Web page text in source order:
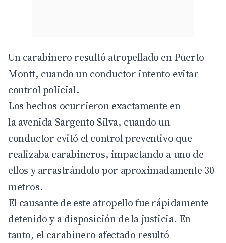
Un carabinero resultó atropellado en Puerto
Montt, cuando un conductor intento evitar
control policial.
Los hechos ocurrieron exactamente en
la avenida Sargento Silva, cuando un
conductor evitó el control preventivo que
realizaba carabineros, impactando a uno de
ellos y arrastrándolo por aproximadamente 30
metros.
El causante de este atropello fue rápidamente
detenido y a disposición de la justicia. En
tanto, el carabinero afectado resultó